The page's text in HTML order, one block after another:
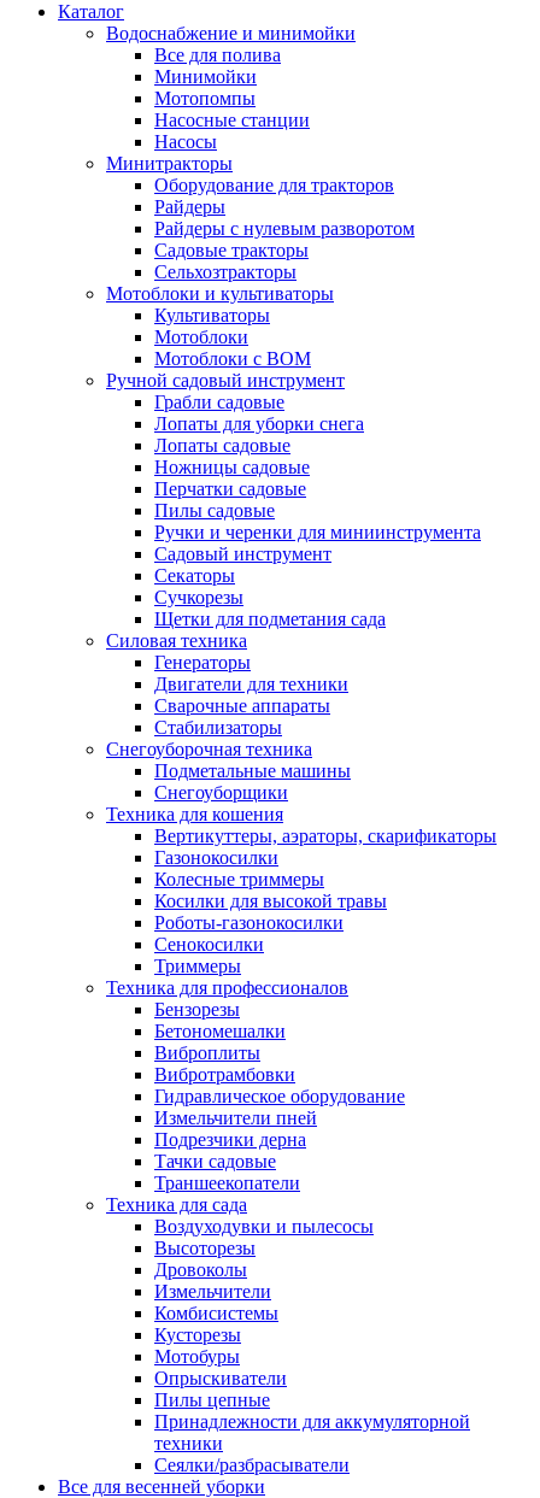
Каталог
Водоснабжение и минимойки
Все для полива
Минимойки
Мотопомпы
Насосные станции
Насосы
Минитракторы
Оборудование для тракторов
Райдеры
Райдеры с нулевым разворотом
Садовые тракторы
Сельхозтракторы
Мотоблоки и культиваторы
Культиваторы
Мотоблоки
Мотоблоки с ВОМ
Ручной садовый инструмент
Грабли садовые
Лопаты для уборки снега
Лопаты садовые
Ножницы садовые
Перчатки садовые
Пилы садовые
Ручки и черенки для миниинструмента
Садовый инструмент
Секаторы
Сучкорезы
Щетки для подметания сада
Силовая техника
Генераторы
Двигатели для техники
Сварочные аппараты
Стабилизаторы
Снегоуборочная техника
Подметальные машины
Снегоуборщики
Техника для кошения
Вертикуттеры, аэраторы, скарификаторы
Газонокосилки
Колесные триммеры
Косилки для высокой травы
Роботы-газонокосилки
Сенокосилки
Триммеры
Техника для профессионалов
Бензорезы
Бетономешалки
Виброплиты
Вибротрамбовки
Гидравлическое оборудование
Измельчители пней
Подрезчики дерна
Тачки садовые
Траншеекопатели
Техника для сада
Воздуходувки и пылесосы
Высоторезы
Дровоколы
Измельчители
Комбисистемы
Кусторезы
Мотобуры
Опрыскиватели
Пилы цепные
Принадлежности для аккумуляторной
техники
Сеялки/разбрасыватели
Все для весенней уборки